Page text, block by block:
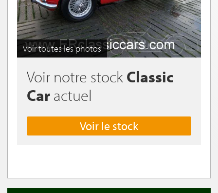
Voir toutes les photos
Voir notre stock Classic
Car actuel
Voir le stock